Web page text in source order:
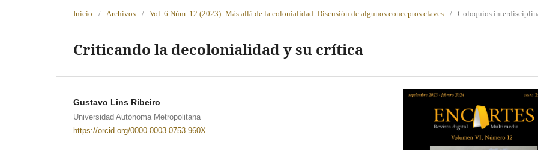
Inicio / Archivos / Vol. 6 Núm. 12 (2023): Más allá de la colonialidad. Discusión de algunos conceptos claves / Coloquios
Criticando la decolonialidad y su crítica
Gustavo Lins Ribeiro
Universidad Autónoma Metropolitana
https://orcid.org/0000-0003-0753-960X